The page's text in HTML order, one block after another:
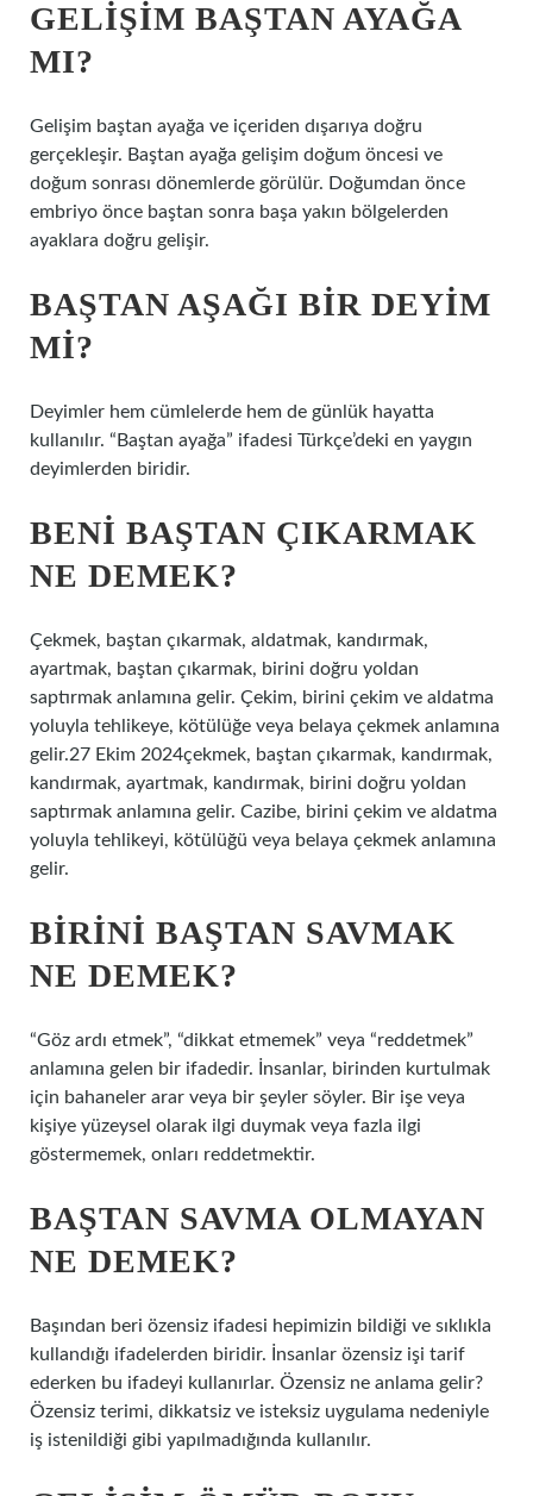
GELIŞIM BAŞTAN AYAĞA
MI?
Gelişim baştan ayağa ve içeriden dışarıya doğru
gerçekleşir. Baştan ayağa gelişim doğum öncesi ve
doğum sonrası dönemlerde görülür. Doğumdan önce
embriyo önce baştan sonra başa yakın bölgelerden
ayaklara doğru gelişir.
BAŞTAN AŞAĞI BIR DEYIM
MI?
Deyimler hem cümlelerde hem de günlük hayatta
kullanılır. “Baştan ayağa” ifadesi Türkçe’deki en yaygın
deyimlerden biridir.
BENI BAŞTAN ÇIKARMAK
NE DEMEK?
Çekmek, baştan çıkarmak, aldatmak, kandırmak,
ayartmak, baştan çıkarmak, birini doğru yoldan
saptırmak anlamına gelir. Çekim, birini çekim ve aldatma
yoluyla tehlikeye, kötülüğe veya belaya çekmek anlamına
gelir.27 Ekim 2024çekmek, baştan çıkarmak, kandırmak,
kandırmak, ayartmak, kandırmak, birini doğru yoldan
saptırmak anlamına gelir. Cazibe, birini çekim ve aldatma
yoluyla tehlikeyi, kötülüğü veya belaya çekmek anlamına
gelir.
BIRINI BAŞTAN SAVMAK
NE DEMEK?
“Göz ardı etmek”, “dikkat etmemek” veya “reddetmek”
anlamına gelen bir ifadedir. İnsanlar, birinden kurtulmak
için bahaneler arar veya bir şeyler söyler. Bir işe veya
kişiye yüzeysel olarak ilgi duymak veya fazla ilgi
göstermemek, onları reddetmektir.
BAŞTAN SAVMA OLMAYAN
NE DEMEK?
Başından beri özensiz ifadesi hepimizin bildiği ve sıklıkla
kullandığı ifadelerden biridir. İnsanlar özensiz işi tarif
ederken bu ifadeyi kullanırlar. Özensiz ne anlama gelir?
Özensiz terimi, dikkatsiz ve isteksiz uygulama nedeniyle
iş istenildiği gibi yapılmadığında kullanılır.